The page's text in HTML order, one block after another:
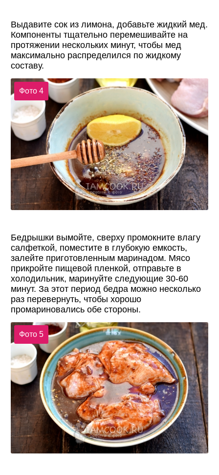
Выдавите сок из лимона, добавьте жидкий мед.
Компоненты тщательно перемешивайте на
протяжении нескольких минут, чтобы мед
максимально распределился по жидкому
составу.
Фото 4
Бедрышки вымойте, сверху промокните влагу
салфеткой, поместите в глубокую емкость,
залейте приготовленным маринадом. Мясо
прикройте пищевой пленкой, отправьте в
холодильник, маринуйте следующие 30-60
минут. За этот период бедра можно несколько
раз перевернуть, чтобы хорошо
промариновались обе стороны.
Фото 5